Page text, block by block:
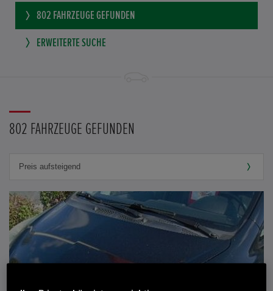
802 FAHRZEUGE GEFUNDEN
ERWEITERTE SUCHE
802 FAHRZEUGE GEFUNDEN